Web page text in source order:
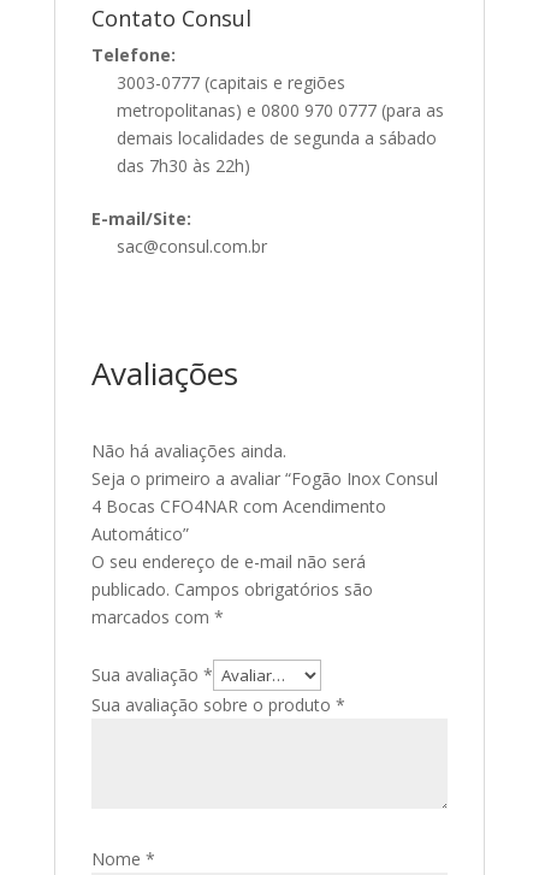
Contato Consul
Telefone:
3003-0777 (capitais e regiões
metropolitanas) e 0800 970 0777 (para as
demais localidades de segunda a sábado
das 7h30 às 22h)
E-mail/Site:
sac@consul.com.br
Avaliações
Não há avaliações ainda.
Seja o primeiro a avaliar “Fogão Inox Consul
4 Bocas CFO4NAR com Acendimento
Automático”
O seu endereço de e-mail não será
publicado. Campos obrigatórios são
marcados com *
Sua avaliação *
Sua avaliação sobre o produto *
Nome *